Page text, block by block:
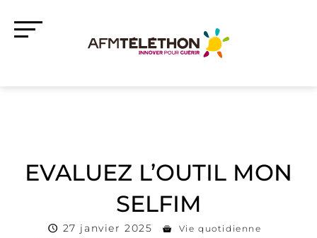
EVALUEZ L’OUTIL MON
SELFIM
27 janvier 2025
Vie quotidienne